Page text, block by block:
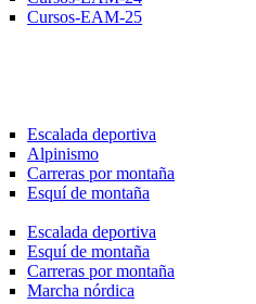
Cursos-EAM-25
Escalada deportiva
Alpinismo
Carreras por montaña
Esquí de montaña
Escalada deportiva
Esquí de montaña
Carreras por montaña
Marcha nórdica